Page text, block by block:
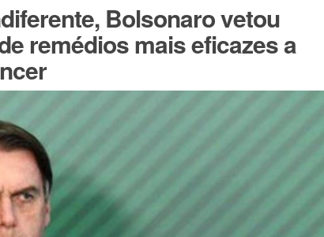
Bolsonaro vetou
remédios mais eficazes a